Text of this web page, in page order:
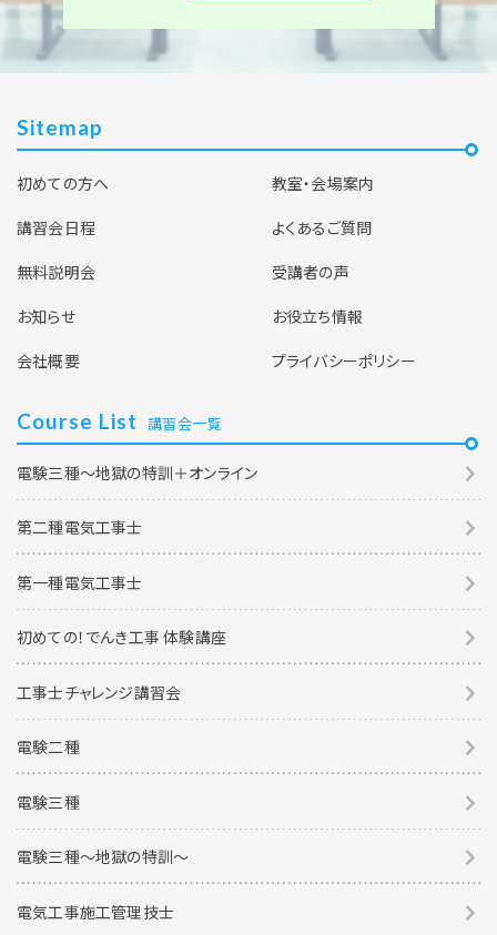
Sitemap
初めての方へ
教室・会場案内
講習会日程
よくあるご質問
無料説明会
受講者の声
お知らせ
お役立ち情報
会社概要
プライバシーポリシー
Course List 講習会一覧
電験三種～地獄の特訓＋オンライン
第二種電気工事士
第一種電気工事士
初めての！でんき工事 体験講座
工事士チャレンジ講習会
電験二種
電験三種
電験三種〜地獄の特訓〜
電気工事施工管理技士